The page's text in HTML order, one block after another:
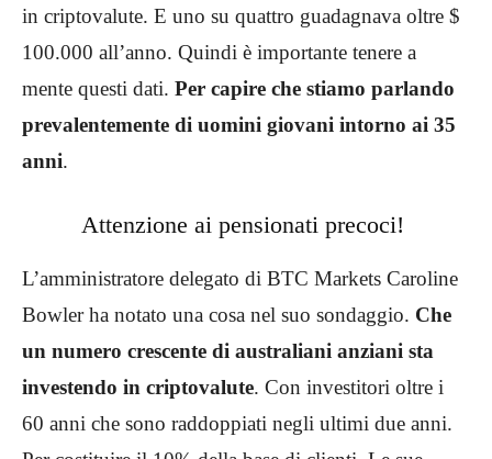
in criptovalute. E uno su quattro guadagnava oltre $
100.000 all’anno. Quindi è importante tenere a
mente questi dati. Per capire che stiamo parlando
prevalentemente di uomini giovani intorno ai 35
anni.
Attenzione ai pensionati precoci!
L’amministratore delegato di BTC Markets Caroline
Bowler ha notato una cosa nel suo sondaggio. Che
un numero crescente di australiani anziani sta
investendo in criptovalute. Con investitori oltre i
60 anni che sono raddoppiati negli ultimi due anni.